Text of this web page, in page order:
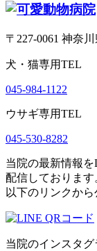
〒227-0061 神奈
犬・猫専用TEL
045-984-1122
ウサギ専用TEL
045-530-8282
当院の最新情報
配信しております
以下のリンクか
当院のインスタ